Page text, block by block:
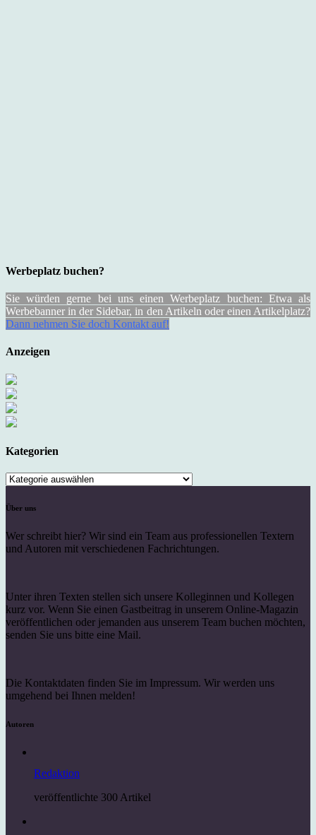
Werbeplatz buchen?
Sie würden gerne bei uns einen Werbeplatz buchen: Etwa als
Werbebanner in der Sidebar, in den Artikeln oder einen Artikelplatz?
Dann nehmen Sie doch Kontakt auf!
Anzeigen
Kategorien
Kategorien
Über uns
Wer schreibt hier? Wir sind ein Team aus professionellen Textern
und Autoren mit verschiedenen Fachrichtungen.
Unter ihren Texten stellen sich unsere Kolleginnen und Kollegen
kurz vor. Wenn Sie einen Gastbeitrag in unserem Online-Magazin
veröffentlichen oder jemanden aus unserem Team buchen möchten,
senden Sie uns bitte eine Mail.
Die Kontaktdaten finden Sie im Impressum. Wir werden uns
umgehend bei Ihnen melden!
Autoren
Redaktion
veröffentlichte 300 Artikel